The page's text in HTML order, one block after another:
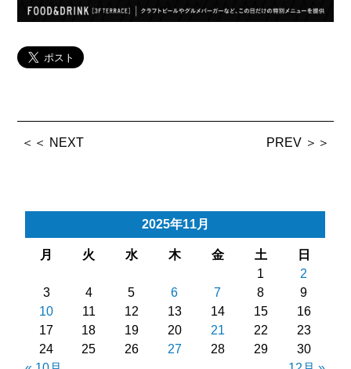
＜＜ NEXT PREV ＞＞
2025年11月
月 火 水 木 金 土 日
1
2
3
4 5 6 7 8
9
10
11 12 13 14 15
16
17
18 19 20 21 22
23
24
25 26 27 28 29 30